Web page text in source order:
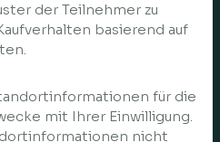
der Teilnehmer zu
basierend auf
für die
mit Ihrer Einwilligung.
nicht